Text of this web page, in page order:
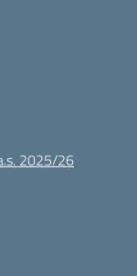
2025/26